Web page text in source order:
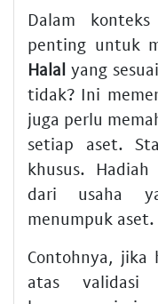
Dalam konteks
penting untuk
Halal yang
tidak? Ini
juga perlu
setiap aset.
khusus.
dari usaha
menumpuk aset.
Contohnya, jika
atas validasi